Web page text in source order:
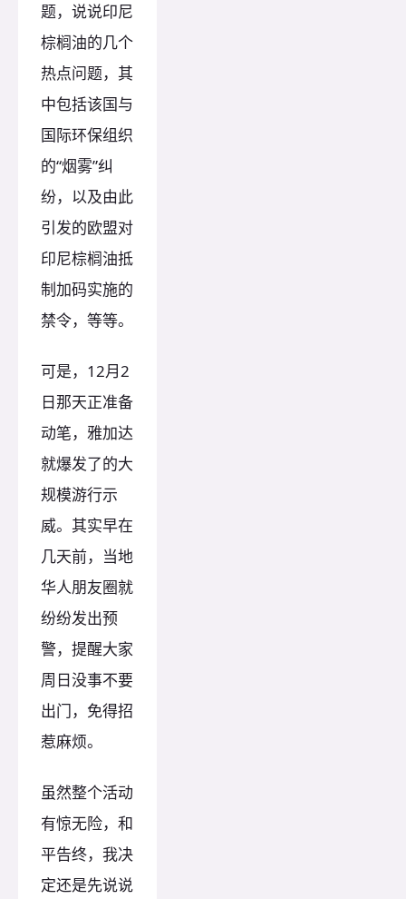
题，说说印尼
棕榈油的几个
热点问题，其
中包括该国与
国际环保组织
的“烟雾”纠
纷，以及由此
引发的欧盟对
印尼棕榈油抵
制加码实施的
禁令，等等。
可是，12月2
日那天正准备
动笔，雅加达
就爆发了的大
规模游行示
威。其实早在
几天前，当地
华人朋友圈就
纷纷发出预
警，提醒大家
周日没事不要
出门，免得招
惹麻烦。
虽然整个活动
有惊无险，和
平告终，我决
定还是先说说